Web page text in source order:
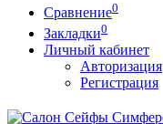
Сравнение0
Закладки0
Личный кабинет
Авторизация
Регистрация